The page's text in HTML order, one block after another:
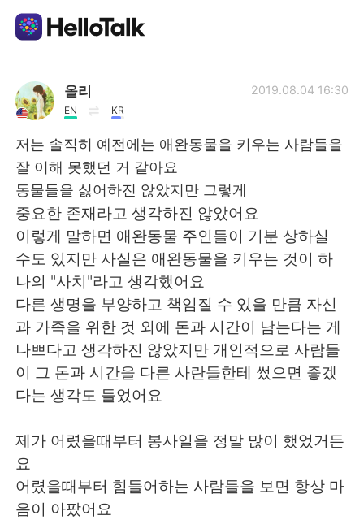
Language Exchange App
AI Grammar Checker
English
简体中文 繁體中文
Español العربية
Français Deutsch
日本語 한국어
Indonesia Italiano
Türkçe Tiếng Việt
올리
EN KR
2019.08.04 16:30
저는 솔직히 예전에는 애완동물을 키우는 사람들을
잘 이해 못했던 거 같아요
동물들을 싫어하진 않았지만 그렇게
중요한 존재라고 생각하진 않았어요
이렇게 말하면 애완동물 주인들이 기분 상하실
수도 있지만 사실은 애완동물을 키우는 것이 하
나의 "사치"라고 생각했어요
다른 생명을 부양하고 책임질 수 있을 만큼 자신
과 가족을 위한 것 외에 돈과 시간이 남는다는 게
나쁘다고 생각하진 않았지만 개인적으로 사람들
이 그 돈과 시간을 다른 사란들한테 썼으면 좋겠
다는 생각도 들었어요
제가 어렸을때부터 봉사일을 정말 많이 했었거든
요
어렸을때부터 힘들어하는 사람들을 보면 항상 마
음이 아팠어요